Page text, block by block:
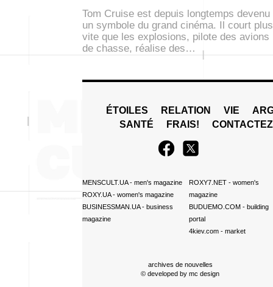
Tom Cruise est depuis longtemps devenu
un symbole du grand cinéma. Il court plus
vite que les explosions, pilote des avions
de chasse, réalise des…
ÉTOILES RELATION VIE
SANTÉ
FRAIS!
MENSCULT.UA- men's magazine
ROXY.UA- women's magazine
BUSINESSMAN.UA- business
magazine
ROXY7.NET- women's
magazine
BUDUEMO.COM- building
portal
4kiev.com- market
archives de nouvelles
© developed by mc design